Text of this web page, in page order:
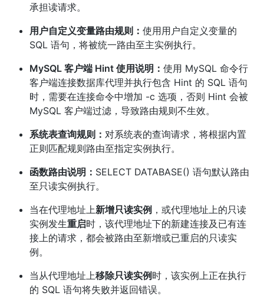
承担读请求。
用户自定义变量路由规则： 使用用户自定义变量的
SQL 语句，将被统一路由至主实例执行。
MySQL 客户端 Hint 使用说明： 使用 MySQL 命令行
客户端连接数据库代理并执行包含 Hint 的 SQL 语句
时，需要在连接命令中增加 -c 选项，否则 Hint 会被
MySQL 客户端过滤，导致路由规则不生效。
系统表查询规则： 对系统表的查询请求，将根据内置
正则匹配规则路由至指定实例执行。
函数路由说明： SELECT DATABASE() 语句默认路由
至只读实例执行。
当在代理地址上新增只读实例，或代理地址上的只读
实例发生重启时，该代理地址下的新建连接及已有连
接上的请求，都会被路由至新增或已重启的只读实
例。
当从代理地址上移除只读实例时，该实例上正在执行
的 SQL 语句将失败并返回错误。